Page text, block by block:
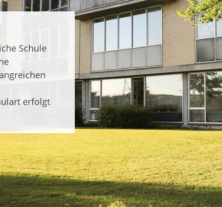
Schule
erfolgt